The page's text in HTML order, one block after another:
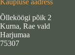
Kaupluse aadress
Õlleköögi põik 2
Kurna, Rae vald
Harjumaa
75307